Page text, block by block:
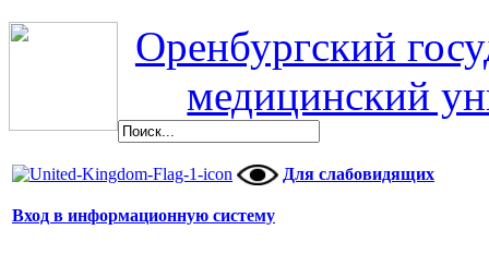
Оренбургский
медицинский
Для слабовидящих
Вход в информационную систему